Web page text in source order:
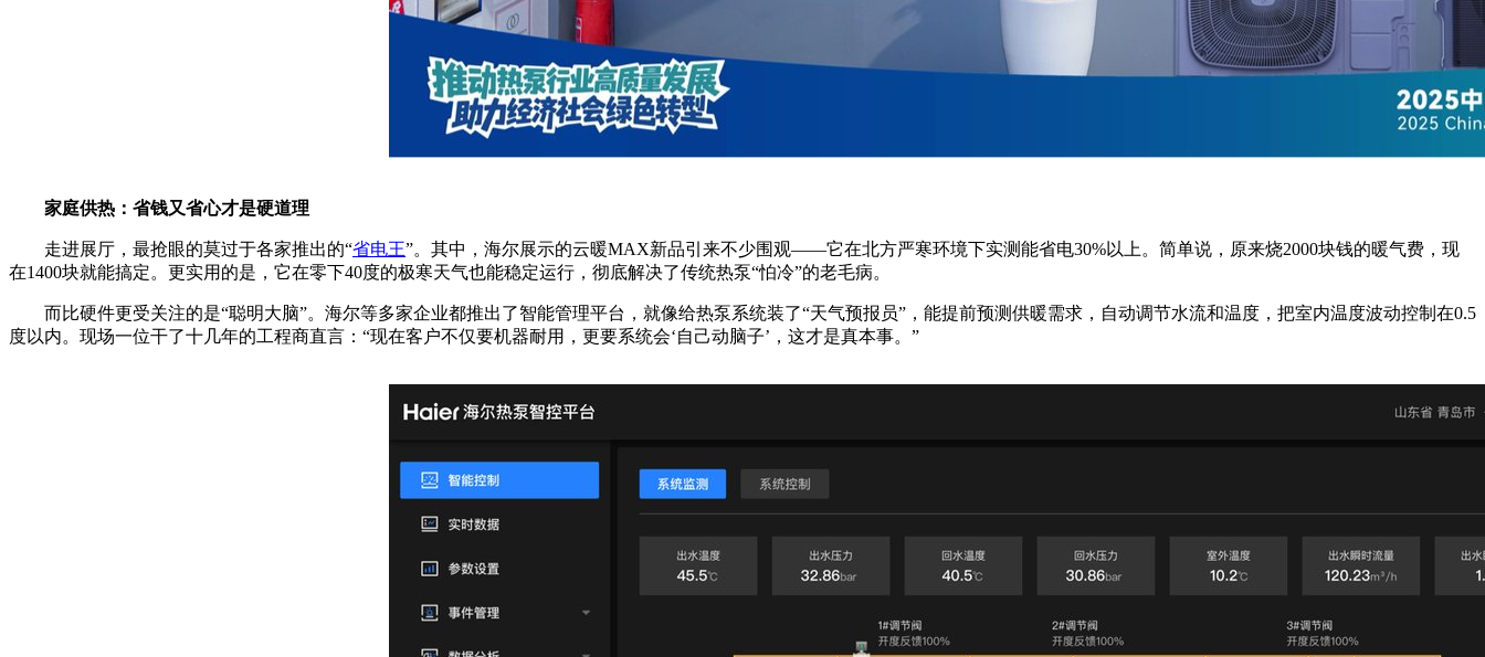
家庭供热：省钱又省心才是硬道理
走进展厅，最抢眼的莫过于各家推出的“省电王”。其中，海尔展示的云暖MAX新品引来不少围观——它在北方严寒环境下实测能省电30%以上。简单说，原来烧2000块钱的暖气费，现
在1400块就能搞定。更实用的是，它在零下40度的极寒天气也能稳定运行，彻底解决了传统热泵“怕冷”的老毛病。
而比硬件更受关注的是“聪明大脑”。海尔等多家企业都推出了智能管理平台，就像给热泵系统装了“天气预报员”，能提前预测供暖需求，自动调节水流和温度，把室内温度波动控制在0.5
度以内。现场一位干了十几年的工程商直言：“现在客户不仅要机器耐用，更要系统会‘自己动脑子’，这才是真本事。”